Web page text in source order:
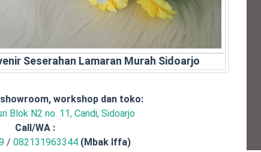
Seserahan Lamaran Murah Sidoarjo
workshop dan toko:
Blok N2 no. 11, Candi, Sidoarjo
Call/WA :
/ 082131963344 (Mbak Iffa)